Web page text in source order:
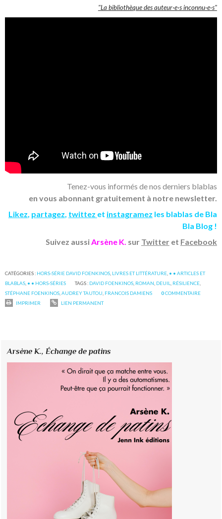
"La bibliothèque des auteur·e·s inconnu·e·s"
Tenez-vous informés de nos derniers blablas
en vous abonnant gratuitement à notre newsletter.
Likez, partagez, twittez et instagramez les blablas de Bla
Bla Blog !
Suivez aussiArsène K. sur Twitter et Facebook
CATÉGORIES : HORS-SÉRIE DAVID FOENKINOS LIVRES ET LITTÉRATURE • • ARTICLES ET
BLABLAS • • HORS-SÉRIES TAGS : DAVID FOENKINOS ROMAN DEUIL RÉSILIENCE
STÉPHANE FOENKINOS ,AUDREY TAUTOU FRANCOIS DAMIENS 0COMMENTAIRE
IMPRIMER
LIEN PERMANENT
Arsène K.,Échange de patins